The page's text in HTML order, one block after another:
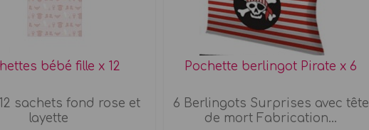
bébé fille x 12
sachets fond rose et
layette
Pochette berlingot Pirate x 6
6 Berlingots Surprises avec tête
de mort Fabrication...